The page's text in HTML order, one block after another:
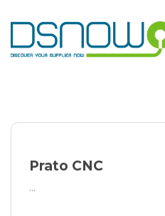
to
content
Prato CNC
...